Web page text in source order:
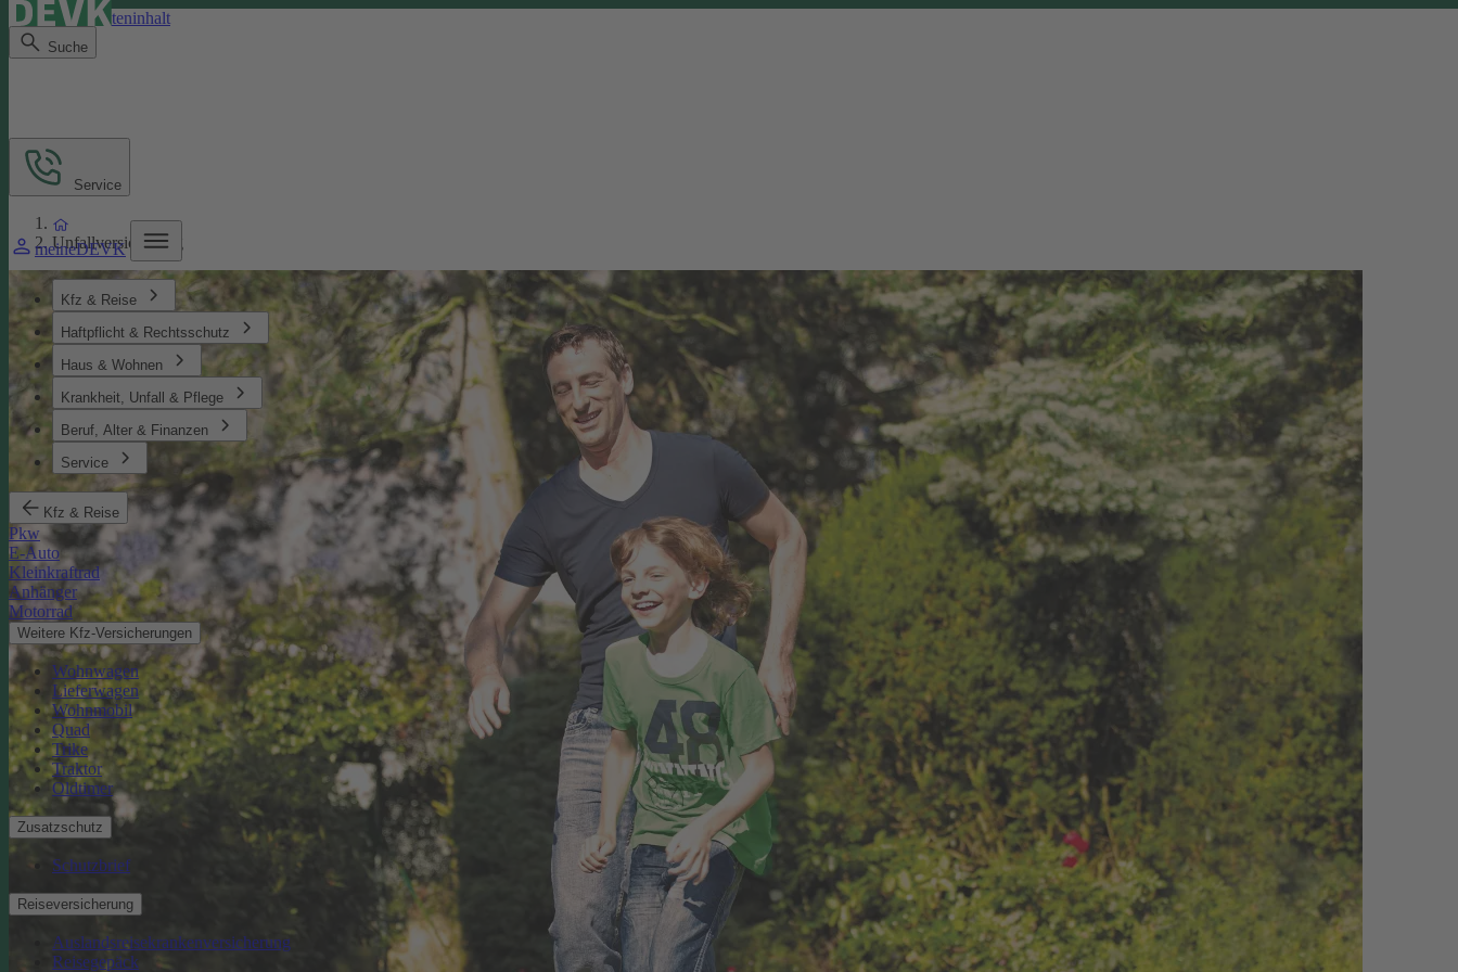
Direkt zum Seiteninhalt
Suche
meineDEVK
Kfz & Reise
Haftpflicht & Rechtsschutz
Haus & Wohnen
Krankheit, Unfall & Pflege
Beruf, Alter & Finanzen
Service
Kfz & Reise
Pkw
E-Auto
Kleinkraftrad
Anhänger
Motorrad
Weitere Kfz-Versicherungen
Wohnwagen
Lieferwagen
Wohnmobil
Quad
Trike
Traktor
Oldtimer
Zusatzschutz
Schutzbrief
Reiseversicherung
Auslandsreisekrankenversicherung
Reisegepäck
Service
Unfallversicherung